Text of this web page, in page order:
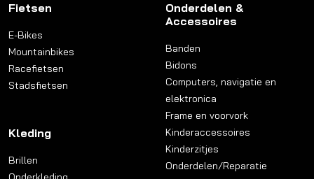
Fietsen
E-Bikes
Mountainbikes
Racefietsen
Stadsfietsen
Kleding
Brillen
Onderdelen &
Accessoires
Banden
Bidons
Computers, navigatie en
elektronica
Frame en voorvork
Kinderaccessoires
Kinderzitjes
Onderdelen/Reparatie